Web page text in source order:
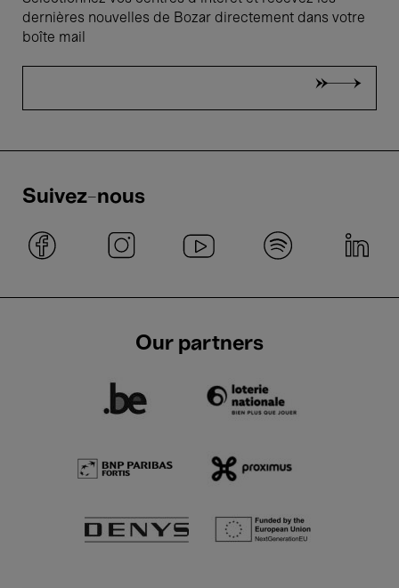
dernières nouvelles de Bozar directement dans votre
boîte mail
Suivez-nous
Our partners